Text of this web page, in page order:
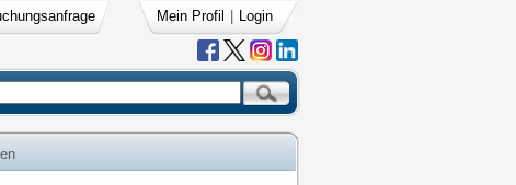
Mein Profil Login